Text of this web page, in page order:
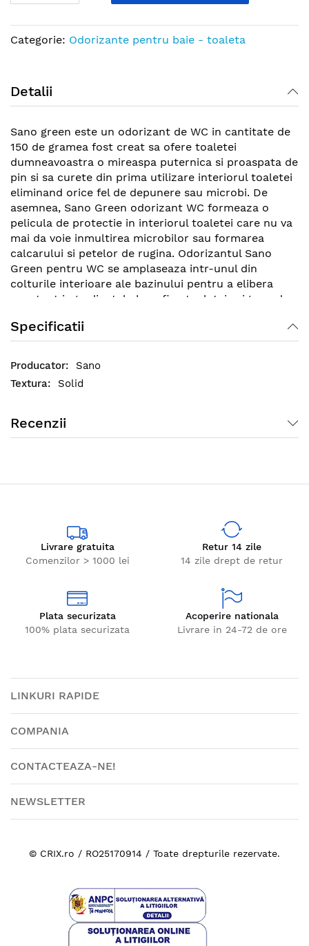
Categorie: Odorizante pentru baie - toaleta
Detalii
Sano green este un odorizant de WC in cantitate de
150 de gramea fost creat sa ofere toaletei
dumneavoastra o mireaspa puternica si proaspata de
pin si sa curete din prima utilizare interiorul toaletei
eliminand orice fel de depunere sau microbi. De
asemnea, Sano Green odorizant WC formeaza o
pelicula de protectie in interiorul toaletei care nu va
mai da voie inmultirea microbilor sau formarea
calcarului si petelor de rugina. Odorizantul Sano
Green pentru WC se amplaseaza intr-unul din
colturile interioare ale bazinului pentru a elibera
constant ingredientele benefice toaletei asigurand
Specificatii
Sano
Solid
Recenzii
Livrare gratuita
Comenzilor > 1000 lei
Retur 14 zile
14 zile drept de retur
Plata securizata
100% plata securizata
Acoperire nationala
Livrare in 24-72 de ore
LINKURI RAPIDE
COMPANIA
CONTACTEAZA-NE!
NEWSLETTER
© CRIX.ro / RO25170914 / Toate drepturile rezervate.